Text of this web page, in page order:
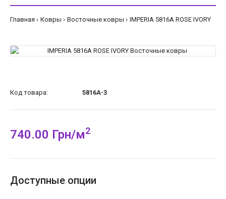
Главная Ковры Восточные ковры IMPERIA 5816A ROSE IVORY
Код товара: 5816A-3
740.00 Грн/м2
Доступные опции